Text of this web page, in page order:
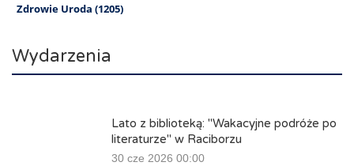
Zdrowie Uroda (1205)
Wydarzenia
Lato z biblioteką: "Wakacyjne podróże po
literaturze" w Raciborzu
30 cze 2026 00:00